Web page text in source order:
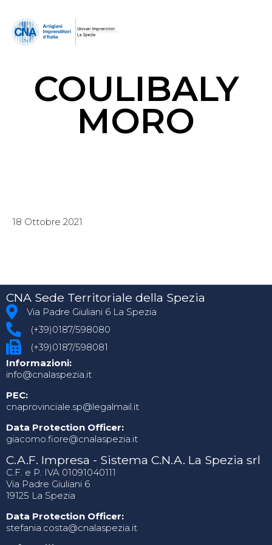
COULIBALY
MORO
18 Ottobre 2021
CNA Sede Territoriale della Spezia
Via Padre Giuliani 6 La Spezia
(+39)0187/598080
(+39)0187/598081
Informazioni:
info@cnalaspezia.it
PEC:
cnaprovinciale.sp@legalmail.it
Data Protection Officer:
giacomo.fiore@cnalaspezia.it
C.A.F. Impresa - Sistema C.N.A. La Spezia srl
C.F. e P. IVA 01091040111
Via Padre Giuliani 6
19125 La Spezia
Data Protection Officer:
stefania.costa@cnalaspezia.it